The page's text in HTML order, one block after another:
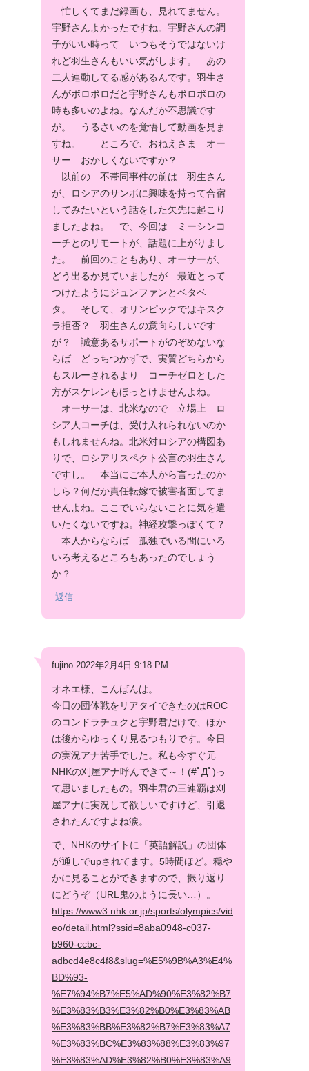
忙しくてまだ録画も、見れてません。
宇野さんよかったですね。宇野さんの調
子がいい時って いつもそうではないけ
れど羽生さんもいい気がします。 あの
二人連動してる感があるんです。羽生さ
んがボロボロだと宇野さんもボロボロの
時も多いのよね。なんだか不思議です
が。 うるさいのを覚悟して動画を見ま
すね。 ところで、おねえさま オー
サー おかしくないですか？
以前の 不帯同事件の前は 羽生さん
が、ロシアのサンボに興味を持って合宿
してみたいという話をした矢先に起こり
ましたよね。 で、今回は ミーシンコ
ーチとのリモートが、話題に上がりまし
た。 前回のこともあり、オーサーが、
どう出るか見ていましたが 最近とって
つけたようにジュンファンとベタベ
タ。 そして、オリンピックではキスク
ラ拒否？ 羽生さんの意向らしいです
が？ 誠意あるサポートがのぞめないな
らば どっちつかずで、実質どちらから
もスルーされるより コーチゼロとした
方がスケレンもほっとけませんよね。
オーサーは、北米なので 立場上 ロ
シア人コーチは、受け入れられないのか
もしれませんね。北米対ロシアの構図あ
りで、ロシアリスペクト公言の羽生さん
ですし。 本当にご本人から言ったのか
しら？何だか責任転嫁で被害者面してま
せんよね。ここでいらないことに気を遣
いたくないですね。神経攻撃っぽくて？
本人からならば 孤独でいる間にいろ
いろ考えるところもあったのでしょう
か？
返信
fujino 2022年2月4日 9:18 PM
オネエ様、こんばんは。
今日の団体戦をリアタイできたのはROC
のコンドラチュクと宇野君だけで、ほか
は後からゆっくり見るつもりです。今日
の実況アナ苦手でした。私も今すぐ元
NHKの刈屋アナ呼んできて～！(#ﾟДﾟ)っ
て思いましたもの。羽生君の三連覇は刈
屋アナに実況して欲しいですけど、引退
されたんですよね涙。
で、NHKのサイトに「英語解説」の団体
が通しでupされてます。5時間ほど。穏や
かに見ることができますので、振り返り
にどうぞ（URL鬼のように長い…）。
https://www3.nhk.or.jp/sports/olympics/vid
eo/detail.html?ssid=8aba0948-c037-
b960-ccbc-
adbcd4e8c4f8&slug=%E5%9B%A3%E4%
BD%93-
%E7%94%B7%E5%AD%90%E3%82%B7
%E3%83%B3%E3%82%B0%E3%83%AB
%E3%83%BB%E3%82%B7%E3%83%A7
%E3%83%BC%E3%83%88%E3%83%97
%E3%83%AD%E3%82%B0%E3%83%A9